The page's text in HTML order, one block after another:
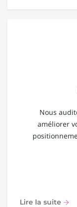
Nous
améliorer
Lire la suite